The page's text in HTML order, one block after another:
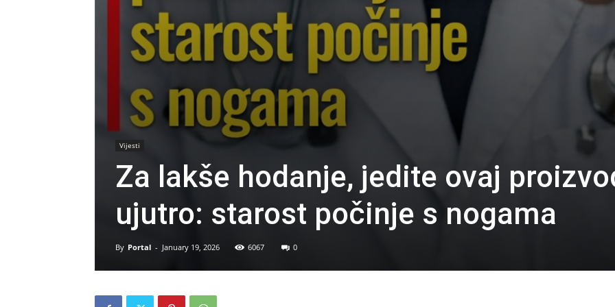
Vijesti
Za lakše hodanje, jedite ovaj
ujutro: starost počinje s nogama
By Portal - January 19, 2026 6067 0